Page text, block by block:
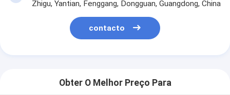
Zhigu, Yantian, Fenggang, Dongguan, Guangdong, China
contacto
Obter O Melhor Preço Para